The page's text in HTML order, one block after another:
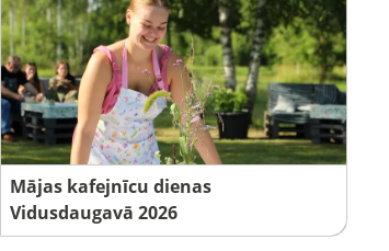
Mājas kafejnīcu dienas
Vidusdaugavā 2026